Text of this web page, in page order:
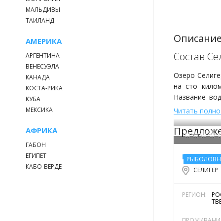
МАЛЬДИВЫ
ТАИЛАНД
АМЕРИКА
АРГЕНТИНА
ВЕНЕСУЭЛА
КАНАДА
КОСТА-РИКА
КУБА
МЕКСИКА
АФРИКА
ГАБОН
ЕГИПЕТ
КАБО-ВЕРДЕ
Состав
Озеро
на сто
Название
«прозрачное
Главным
На нем
сыздавна
протоками.
На
площадь
Как и
озера
Читать
СЕЛИГЕР
РЕГИОН: